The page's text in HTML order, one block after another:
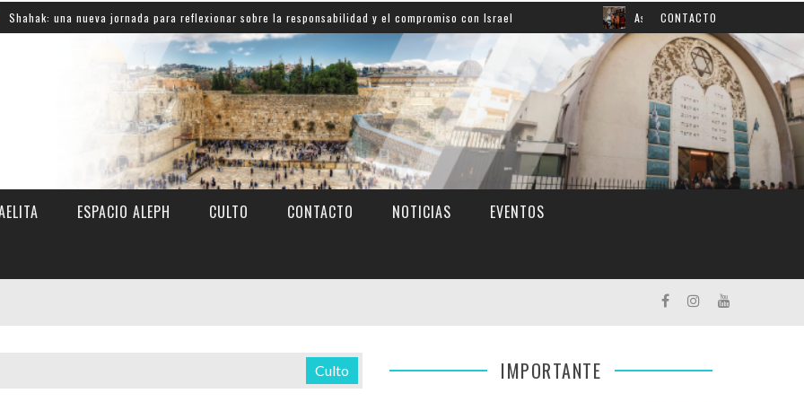
nueva jornada para reflexionar sobre la responsabilidad y el compromiso con Israel Así aprendemos inglés: mirá el grato
CONTACTO
ESPACIO ALEPH CULTO CONTACTO NOTICIAS EVENTOS
Culto IMPORTANTE